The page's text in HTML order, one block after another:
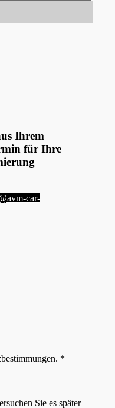
Ihrem
für Ihre
car-
*